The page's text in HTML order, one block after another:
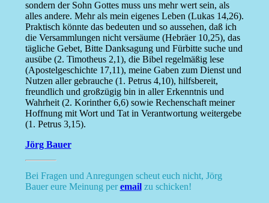
sondern der Sohn Gottes muss uns mehr wert sein, als
alles andere. Mehr als mein eigenes Leben (Lukas 14,26).
Praktisch könnte das bedeuten und so aussehen, daß ich
die Versammlungen nicht versäume (Hebräer 10,25), das
tägliche Gebet, Bitte Danksagung und Fürbitte suche und
ausübe (2. Timotheus 2,1), die Bibel regelmäßig lese
(Apostelgeschichte 17,11), meine Gaben zum Dienst und
Nutzen aller gebrauche (1. Petrus 4,10), hilfsbereit,
freundlich und großzügig bin in aller Erkenntnis und
Wahrheit (2. Korinther 6,6) sowie Rechenschaft meiner
Hoffnung mit Wort und Tat in Verantwortung weitergebe
(1. Petrus 3,15).
Jörg Bauer
Bei Fragen und Anregungen scheut euch nicht, Jörg
Bauer eure Meinung peremailzu schicken!